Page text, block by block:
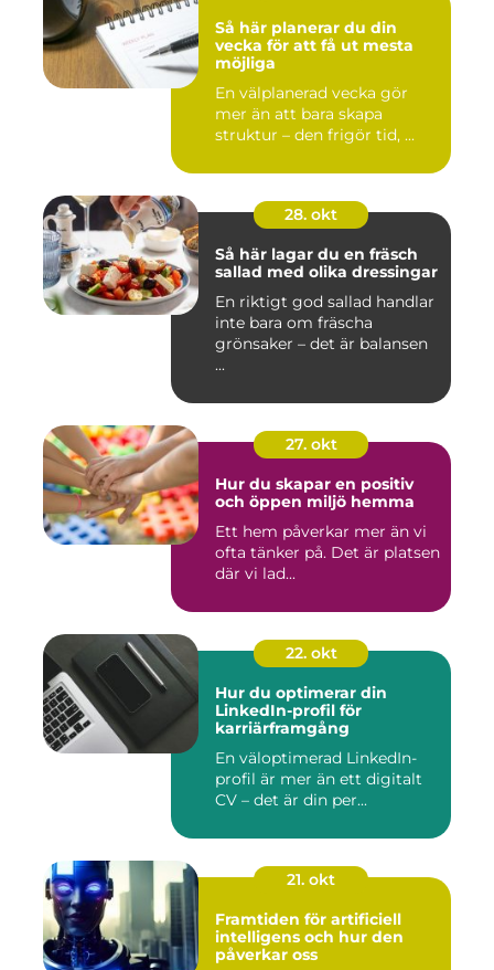
Så här planerar du din
vecka för att få ut mesta
möjliga
En välplanerad vecka gör
mer än att bara skapa
struktur – den frigör tid, ...
28. okt
Så här lagar du en fräsch
sallad med olika dressingar
En riktigt god sallad handlar
inte bara om fräscha
grönsaker – det är balansen
...
27. okt
Hur du skapar en positiv
och öppen miljö hemma
Ett hem påverkar mer än vi
ofta tänker på. Det är platsen
där vi lad...
22. okt
Hur du optimerar din
LinkedIn-profil för
karriärframgång
En väloptimerad LinkedIn-
profil är mer än ett digitalt
CV – det är din per...
21. okt
Framtiden för artificiell
intelligens och hur den
påverkar oss